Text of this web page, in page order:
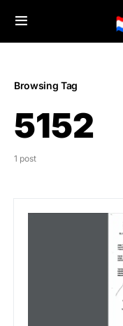
Browsing Tag
5152
1 post